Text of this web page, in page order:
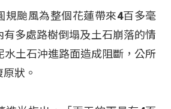
規颱風為整個花蓮帶來4百多毫
多處路樹倒塌及土石崩落的情
水土石沖進路面造成阻斷，公所
狀。